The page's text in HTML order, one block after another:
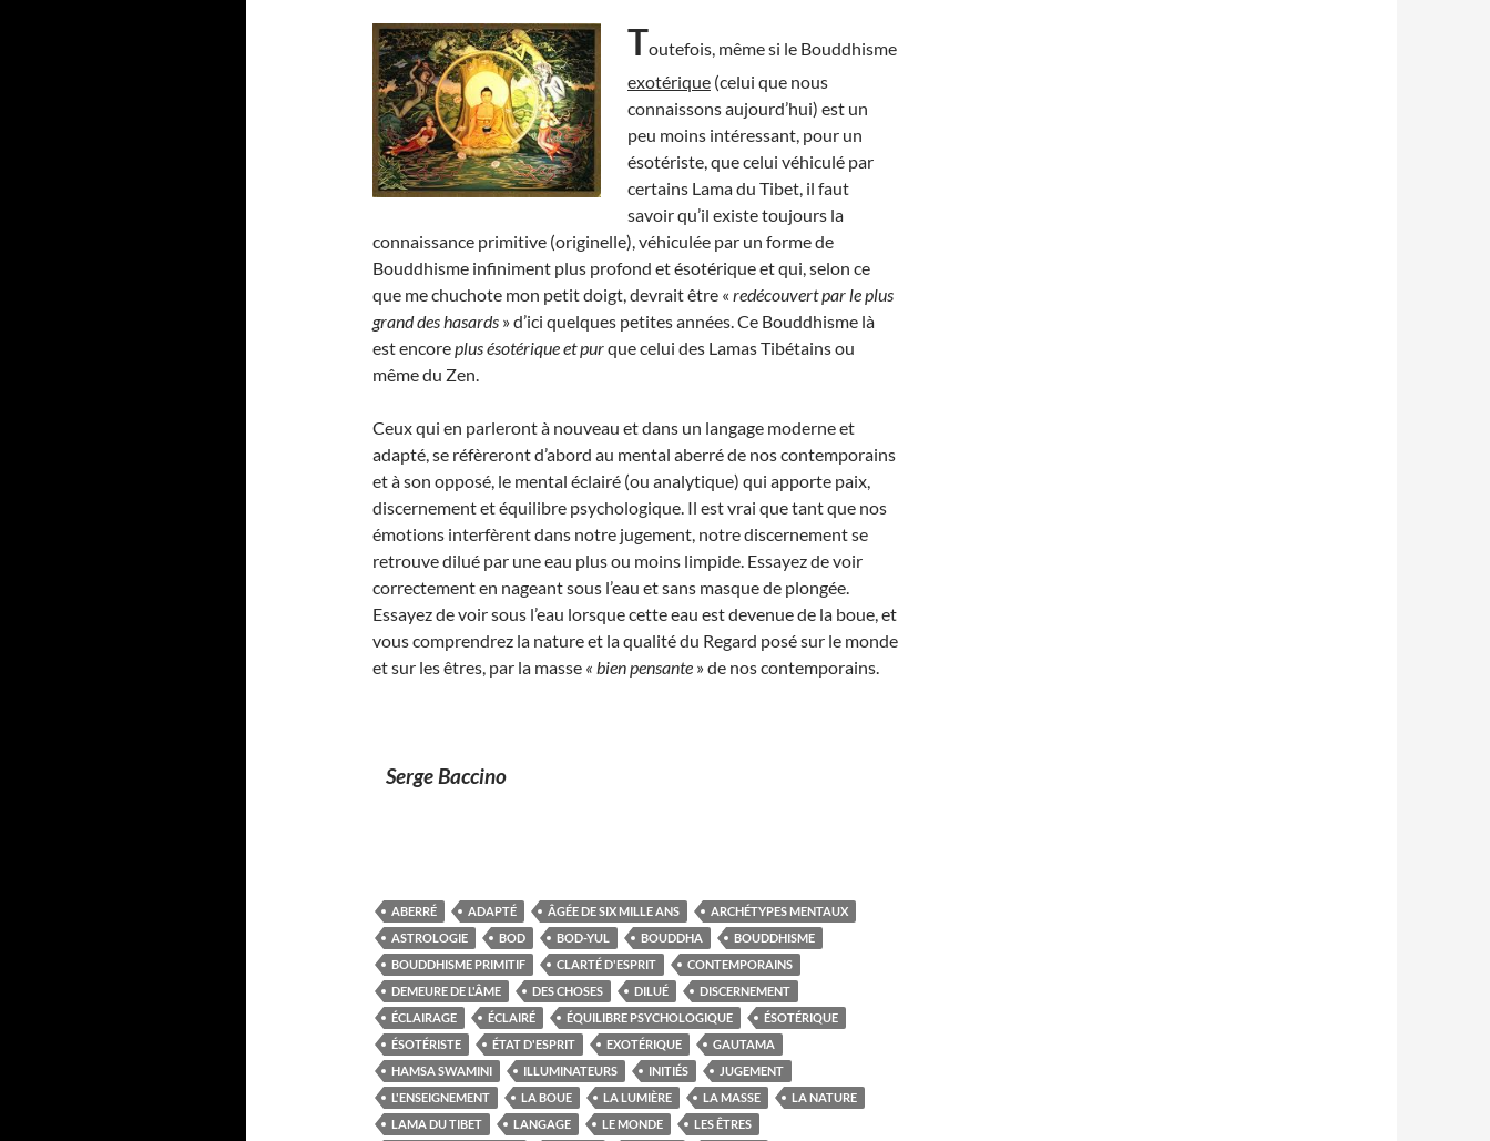
Toutefois, même si le Bouddhisme
exotérique (celui que nous
connaissons aujourd’hui) est un
peu moins intéressant, pour un
ésotériste, que celui véhiculé par
certains Lama du Tibet, il faut
savoir qu’il existe toujours la
connaissance primitive (originelle), véhiculée par un forme de
Bouddhisme infiniment plus profond et ésotérique et qui, selon ce
que me chuchote mon petit doigt, devrait être « redécouvert par le plus
grand des hasards » d’ici quelques petites années. Ce Bouddhisme là
est encoreplus ésotérique et purque celui des Lamas Tibétains ou
même du Zen.
Ceux qui en parleront à nouveau et dans un langage moderne et
adapté, se réfèreront d’abord au mental aberré de nos contemporains
et à son opposé, le mental éclairé (ou analytique) qui apporte paix,
discernement et équilibre psychologique. Il est vrai que tant que nos
émotions interfèrent dans notre jugement, notre discernement se
retrouve dilué par une eau plus ou moins limpide. Essayez de voir
correctement en nageant sous l’eau et sans masque de plongée.
Essayez de voir sous l’eau lorsque cette eau est devenue de la boue, et
vous comprendrez la nature et la qualité du Regard posé sur le monde
et sur les êtres, par la masse « bien pensante » de nos contemporains.
Serge Baccino
ABERRÉ ADAPTÉ ÂGÉE DE SIX MILLE ANS
ARCHÉTYPES MENTAUX
ASTROLOGIE
BOD BOD-YUL BOUDDHA
BOUDDHISME
BOUDDHISME PRIMITIF
CLARTÉ D'ESPRIT
CONTEMPORAINS
DEMEURE DE L'ÂME
DES CHOSES DILUÉ
DISCERNEMENT
ÉCLAIRAGE
ÉCLAIRÉ ÉQUILIBRE PSYCHOLOGIQUE
ÉSOTÉRIQUE
ÉSOTÉRISTE
ÉTAT D'ESPRIT EXOTÉRIQUE
GAUTAMA
HAMSA SWAMINI
ILLUMINATEURS INITIÉS
JUGEMENT
L'ENSEIGNEMENT
LA BOUE LA LUMIÈRE LA MASSE
LA NATURE
LAMA DU TIBET
LANGAGE LE MONDE
LES ÊTRES